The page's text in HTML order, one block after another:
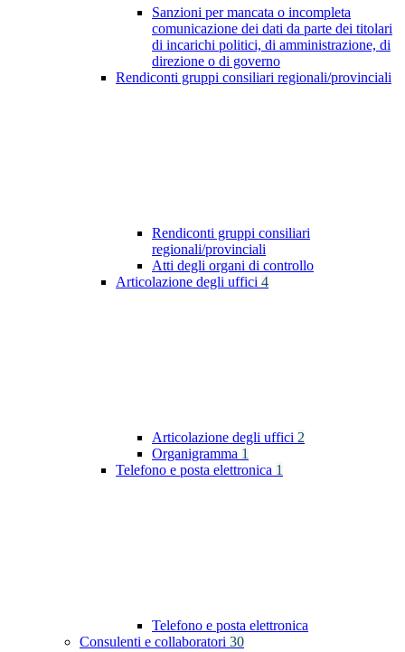
Sanzioni per mancata o incompleta
comunicazione dei dati da parte dei titolari
di incarichi politici, di amministrazione, di
direzione o di governo
Rendiconti gruppi consiliari regionali/provinciali
Rendiconti gruppi consiliari
regionali/provinciali
Atti degli organi di controllo
Articolazione degli uffici 4
Articolazione degli uffici 2
Organigramma 1
Telefono e posta elettronica 1
Telefono e posta elettronica
Consulenti e collaboratori 30